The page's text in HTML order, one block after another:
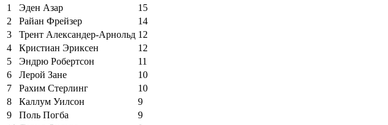
1
Эден Азар
15
2
Райан Фрейзер
14
3
Трент Александер-Арнольд 12
4
Кристиан Эриксен
12
5
Эндрю Робертсон
11
6
Лерой Зане
10
7
Рахим Стерлинг
10
8
Каллум Уилсон
9
9
Поль Погба
9